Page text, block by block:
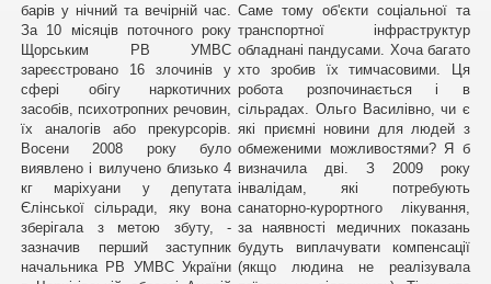
барів у нічний та вечірній час.
За 10 місяців поточного року
Щорським РВ УМВС
зареєстровано 16 злочинів у
сфері обігу наркотичних
засобів, психотропних речовин,
їх аналогів або прекурсорів.
Восени 2008 року було
виявлено і вилучено близько 4
кг маріхуани у депутата
Єлінської сільради, яку вона
зберігала з метою збуту, -
зазначив перший заступник
начальника РВ УМВС України
Саме тому об'єкти соціальної та
транспортної інфраструктур
обладнані пандусами. Хоча багато
хто зробив їх тимчасовими. Ця
робота розпочинається і в
сільрадах. Ольго Василівно, чи є
які приємні новини для людей з
обмеженими можливостями? Я б
визначила дві. З 2009 року
інвалідам, які потребують
санаторно-курортного лікування,
за наявності медичних показань
будуть виплачувати компенсації
(якщо людина не реалізувала